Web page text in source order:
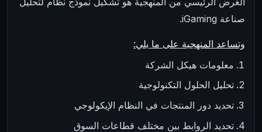
صناعة iGaming.
وتساعد المنهجية على ما يلي:
معلومات هيكل الشركة
تحليل الحلول التكنولوجية
تحديد دور المنتجات في النظام الإيكولوجي
تحديد الروابط بين مختلف قطاعات السوق